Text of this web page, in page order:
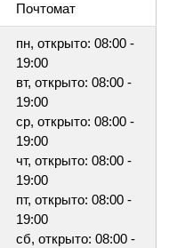
Почтомат
пн, открыто: 08:00 -
19:00
вт, открыто: 08:00 -
19:00
ср, открыто: 08:00 -
19:00
чт, открыто: 08:00 -
19:00
пт, открыто: 08:00 -
19:00
сб, открыто: 08:00 -